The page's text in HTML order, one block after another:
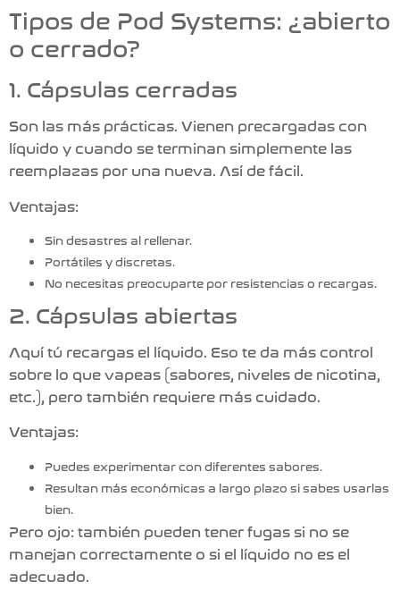
Tipos de Pod Systems: ¿abierto
o cerrado?
1. Cápsulas cerradas
Son las más prácticas. Vienen precargadas con
líquido y cuando se terminan simplemente las
reemplazas por una nueva. Así de fácil.
Ventajas:
Sin desastres al rellenar.
Portátiles y discretas.
No necesitas preocuparte por resistencias o recargas.
2. Cápsulas abiertas
Aquí tú recargas el líquido. Eso te da más control
sobre lo que vapeas (sabores, niveles de nicotina,
etc.), pero también requiere más cuidado.
Ventajas:
Puedes experimentar con diferentes sabores.
Resultan más económicas a largo plazo si sabes usarlas
bien.
Pero ojo: también pueden tener fugas si no se
manejan correctamente o si el líquido no es el
adecuado.